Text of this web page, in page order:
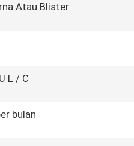
Atau Blister
L / C
bulan